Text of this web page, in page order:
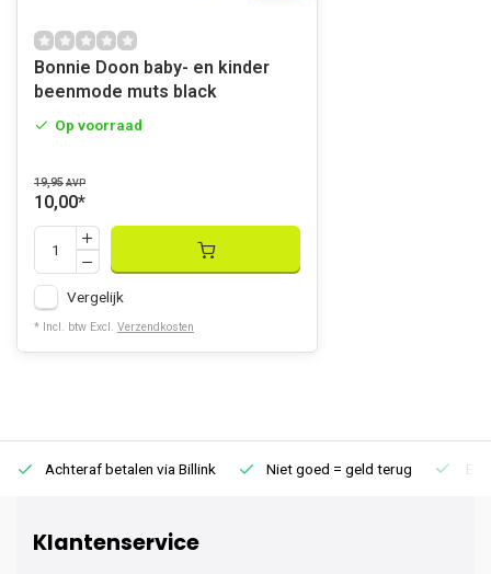
Bonnie Doon baby- en kinder
beenmode muts black
Op voorraad
19,95 AVP
10,00*
Vergelijk
* Incl. btw Excl. Verzendkosten
Achteraf betalen via Billink Niet goed = geld terug
Klantenservice